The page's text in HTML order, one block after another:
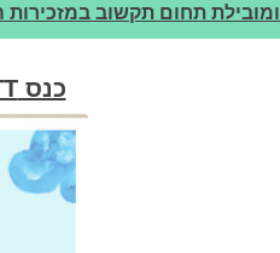
ומובילת תחום תקשוב במזכירות
כנס BETT התקיים בלונדון בחודש מרץ 2023